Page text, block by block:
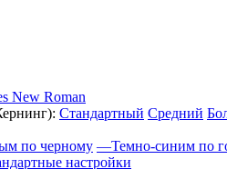
New Roman
: Стандартный Средний
по черному —Темно-синим по
настройки